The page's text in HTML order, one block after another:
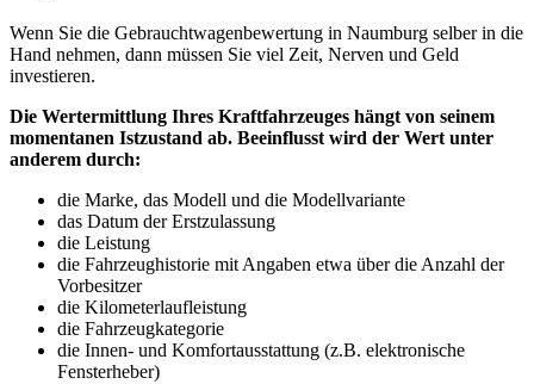
Wenn Sie die Gebrauchtwagenbewertung in Naumburg selber in die
Hand nehmen, dann müssen Sie viel Zeit, Nerven und Geld
investieren.
Die Wertermittlung Ihres Kraftfahrzeuges hängt von seinem
momentanen Istzustand ab. Beeinflusst wird der Wert unter
anderem durch:
die Marke, das Modell und die Modellvariante
das Datum der Erstzulassung
die Leistung
die Fahrzeughistorie mit Angaben etwa über die Anzahl der
Vorbesitzer
die Kilometerlaufleistung
die Fahrzeugkategorie
die Innen- und Komfortausstattung (z.B. elektronische
Fensterheber)